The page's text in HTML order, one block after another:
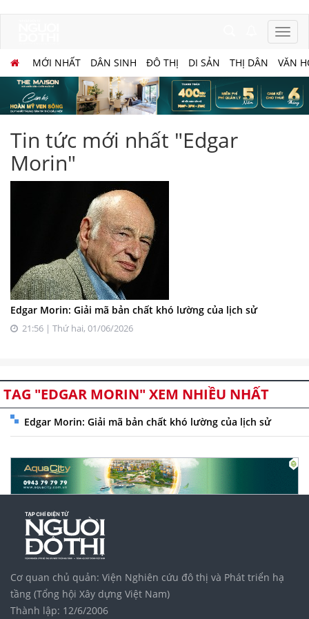
MỚI NHẤT DÂN SINH ĐÔ THỊ DI SẢN THỊ DÂN VĂN
Tin tức mới nhất "Edgar
Morin"
Edgar Morin: Giải mã bản chất khó lường của lịch sử
21:56 | Thứ hai, 01/06/2026
TAG "EDGAR MORIN" XEM NHIỀU NHẤT
Edgar Morin: Giải mã bản chất khó lường của lịch sử
Cơ quan chủ quản: Viện Nghiên cứu đô thị và Phát triển hạ
tầng (Tổng hội Xây dựng Việt Nam)
Thành lập: 12/6/2006